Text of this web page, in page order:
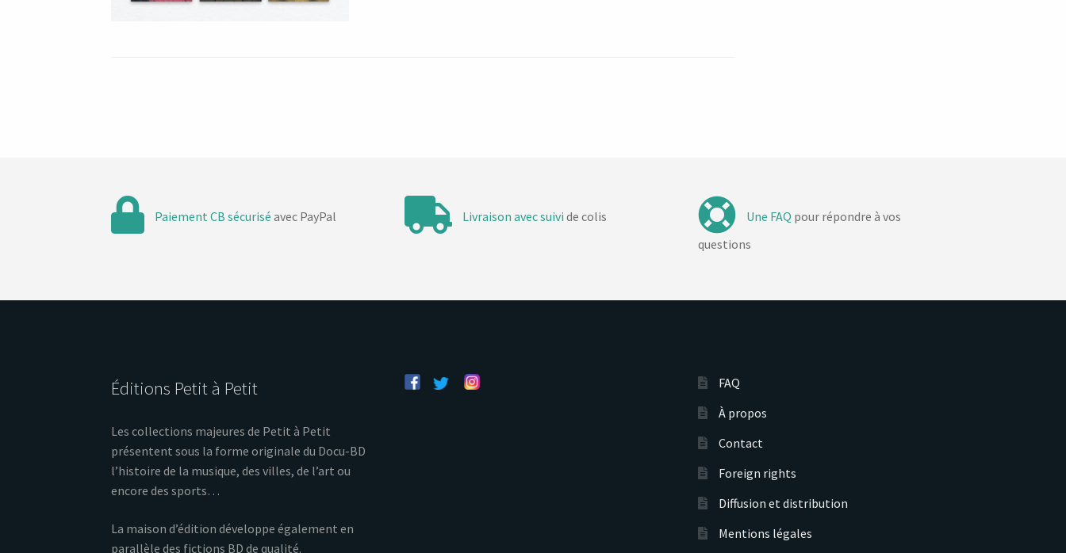
Paiement CB sécurisé avec PayPal Livraison avec suivi de colis Une FAQ pour répondre à vos
questions
Éditions Petit à Petit
Les collections majeures de Petit à Petit
présentent sous la forme originale du Docu-BD
l’histoire de la musique, des villes, de l’art ou
encore des sports…
La maison d’édition développe également en
parallèle des fictions BD de qualité.
FAQ
À propos
Contact
Foreign rights
Diffusion et distribution
Mentions légales